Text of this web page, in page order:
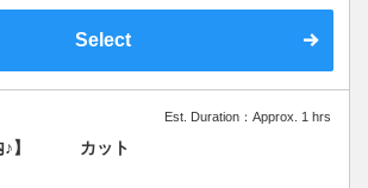
平日クーポン●シャンプーブロー込●ロング料
提案させて頂きます●選べるシャンプー付き●
Select
Est. Duration：Approx. 1 hrs
以内♪】 カット